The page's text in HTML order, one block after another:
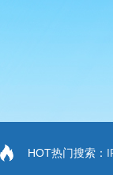
HOT热门搜索：